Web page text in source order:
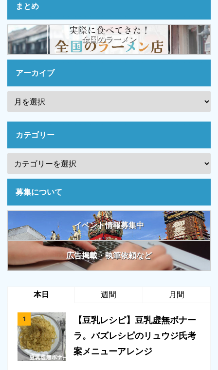
まとめ
全国のラーメン
アーカイブ
カテゴリー
募集について
イベント情報募集中
広告掲載・執筆依頼など
本日 週間 月間
【豆乳レシピ】豆乳虚無ボナー
ラ。バズレシピのリュウジ氏考
案メニューアレンジ